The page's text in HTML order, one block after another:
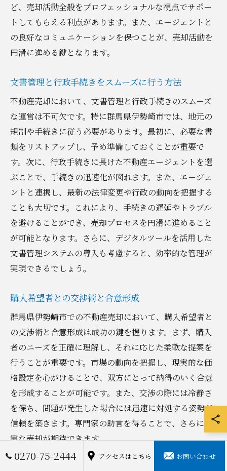
ど、売却活動全般をプロフェッショナルな視点でサポー
トしてもらえる利点があります。また、エージェントと
の良好なコミュニケーションを保つことが、売却活動を
円滑に進める鍵となります。
文書管理と行政手続きをスムーズに行う方法
不動産売却において、文書管理と行政手続きのスムーズ
な運営は不可欠です。特に群馬県伊勢崎市では、地元の
規制や手続きに従う必要があります。最初に、必要な書
類をリストアップし、予め準備しておくことが重要で
す。次に、行政手続きに長けた不動産エージェントを選
ぶことで、手続きの迅速化が図れます。また、エージェ
ントと連携し、最新の法律変更や行政の動向を把握する
ことも大切です。これにより、手続きの遅延やトラブル
を避けることができ、売却プロセスを円滑に進めること
が可能となります。さらに、デジタルツールを活用した
文書管理システムの導入も考慮すると、効率的な管理が
実現できるでしょう。
購入希望者との交渉術と合意形成
群馬県伊勢崎市での不動産売却において、購入希望者と
の交渉術と合意形成は成功の鍵を握ります。まず、購入
者のニーズを正確に理解し、それに応じた柔軟な提案を
行うことが重要です。市場の動向を把握し、現実的な価
格設定を心がけることで、双方にとって納得のいく合意
を形成することが可能です。また、交渉の際には冷静さ
を保ち、問題が発生した場合には迅速に対処する姿勢が
信頼を築きます。専門家の助言を得ることで、さらに確
実な売却が期待できます。
0270-75-2444 アクセスはこちら お問い合わせ